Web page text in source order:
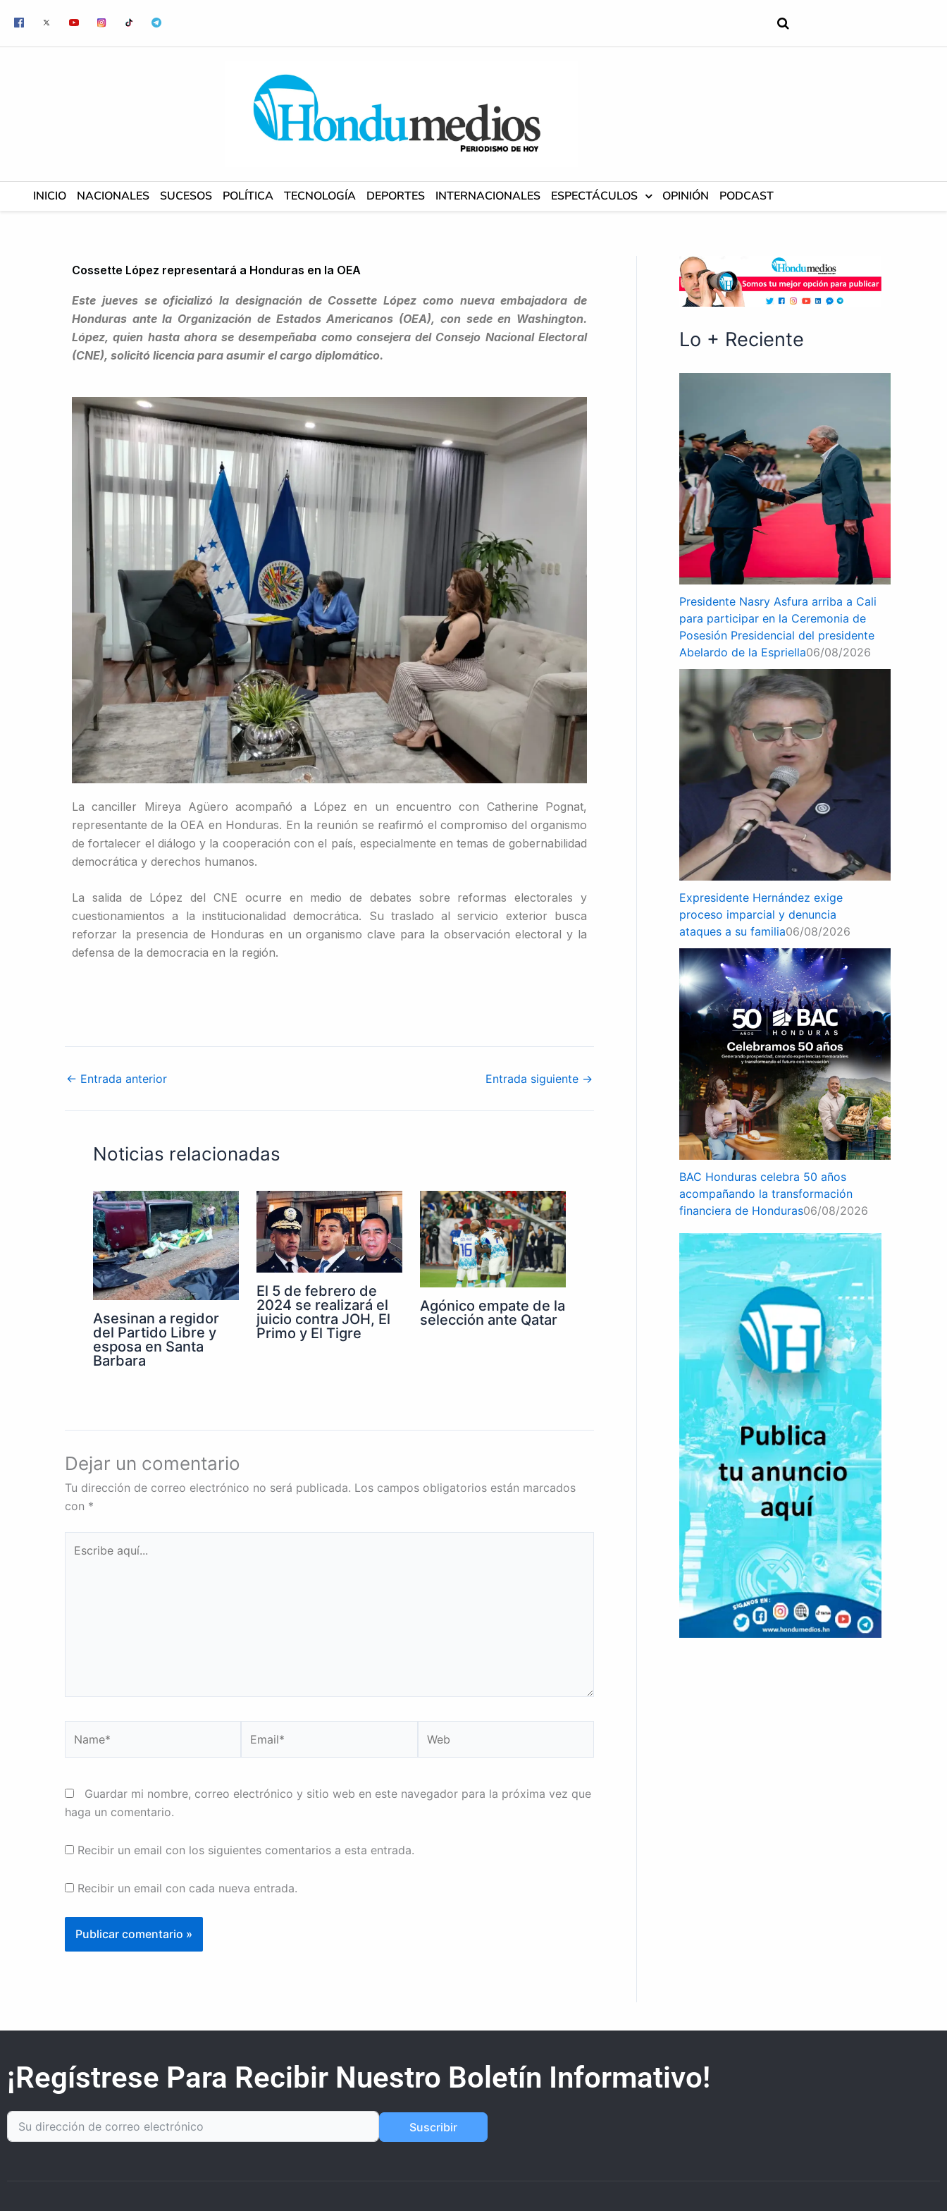
contenido
INICIO NACIONALES SUCESOS POLÍTICA TECNOLOGÍA DEPORTES INTERNACIONALES ESPECTÁCULOS OPINIÓN PODCAST
Cossette López representará a Honduras en la OEA
Este jueves se oficializó la designación de Cossette López como nueva embajadora de
Honduras ante la Organización de Estados Americanos (OEA), con sede en Washington.
López, quien hasta ahora se desempeñaba como consejera del Consejo Nacional Electoral
(CNE), solicitó licencia para asumir el cargo diplomático.
La canciller Mireya Agüero acompañó a López en un encuentro con Catherine Pognat,
representante de la OEA en Honduras. En la reunión se reafirmó el compromiso del organismo
de fortalecer el diálogo y la cooperación con el país, especialmente en temas de gobernabilidad
democrática y derechos humanos.
La salida de López del CNE ocurre en medio de debates sobre reformas electorales y
cuestionamientos a la institucionalidad democrática. Su traslado al servicio exterior busca
reforzar la presencia de Honduras en un organismo clave para la observación electoral y la
defensa de la democracia en la región.
← Entrada anterior Entrada siguiente →
Noticias relacionadas
Asesinan a regidor
del Partido Libre y
esposa en Santa
Barbara
El 5 de febrero de
2024 se realizará el
juicio contra JOH, El
Primo y El Tigre
Agónico empate de la
selección ante Qatar
Dejar un comentario
Tu dirección de correo electrónico no será publicada. Los campos obligatorios están marcados
con *
aquí...
Guardar mi nombre, correo electrónico y sitio web en este navegador para la próxima vez que
haga un comentario.
Recibir un email con los siguientes comentarios a esta entrada.
Recibir un email con cada nueva entrada.
Lo + Reciente
Presidente Nasry Asfura arriba a Cali
para participar en la Ceremonia de
Posesión Presidencial del presidente
Abelardo de la Espriella06/08/2026
Expresidente Hernández exige
proceso imparcial y denuncia
ataques a su familia06/08/2026
BAC Honduras celebra 50 años
acompañando la transformación
financiera de Honduras06/08/2026
¡Regístrese Para Recibir Nuestro Boletín Informativo!
Suscribir